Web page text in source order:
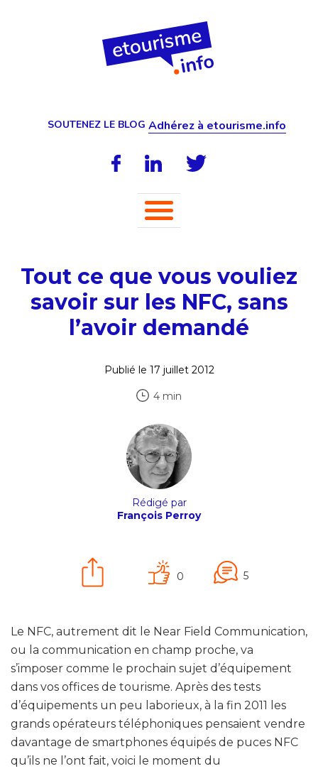
SOUTENEZ LE BLOG Adhérez à etourisme.info
Tout ce que vous vouliez
savoir sur les NFC, sans
l’avoir demandé
Publié le 17 juillet 2012
4 min
Rédigé par
François Perroy
0 5
Le NFC, autrement dit le Near Field Communication,
ou la communication en champ proche, va
s’imposer comme le prochain sujet d’équipement
dans vos offices de tourisme. Après des tests
d’équipements un peu laborieux, à la fin 2011 les
grands opérateurs téléphoniques pensaient vendre
davantage de smartphones équipés de puces NFC
qu’ils ne l’ont fait, voici le moment du